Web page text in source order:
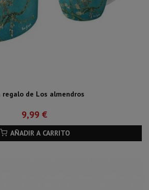
regalo de Los almendros
9,99 €
AÑADIR A CARRITO